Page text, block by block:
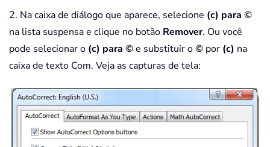
2. Na caixa de diálogo que aparece, selecione (c) para ©
na lista suspensa e clique no botão Remover. Ou você
pode selecionar o (c) para ©e substituir o© por (c) na
caixa de texto Com. Veja as capturas de tela: